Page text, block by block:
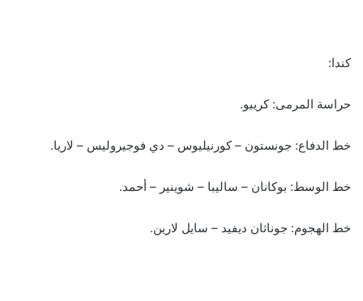
كندا:
حراسة المرمى: كريبو.
خط الدفاع: جونستون – كورنيليوس – دي فوجيروليس – لاريا.
خط الوسط: بوكانان – ساليبا – شوينير – أحمد.
خط الهجوم: جوناثان ديفيد – سايل لارين.